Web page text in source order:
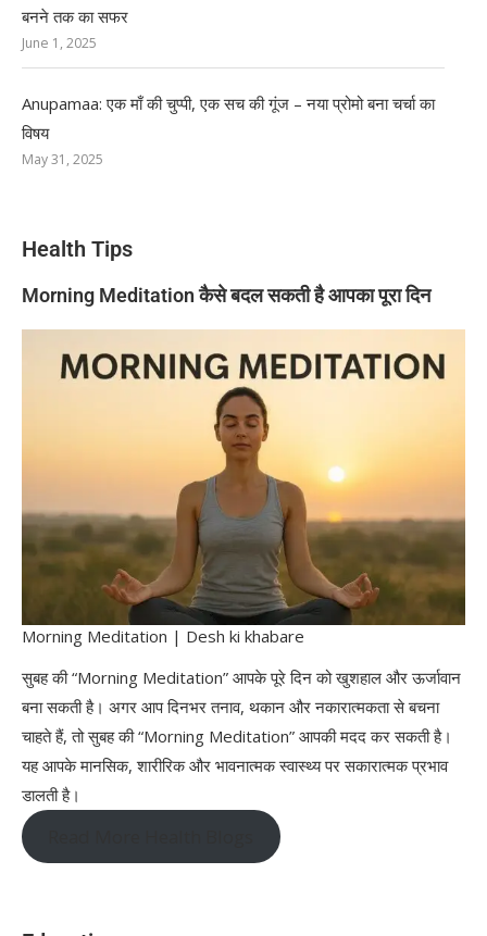
बनने तक का सफर
June 1, 2025
Anupamaa: एक माँ की चुप्पी, एक सच की गूंज – नया प्रोमो बना चर्चा का
विषय
May 31, 2025
Health Tips
Morning Meditation कैसे बदल सकती है आपका पूरा दिन
Morning Meditation | Desh ki khabare
सुबह की “Morning Meditation” आपके पूरे दिन को खुशहाल और ऊर्जावान
बना सकती है। अगर आप दिनभर तनाव, थकान और नकारात्मकता से बचना
चाहते हैं, तो सुबह की “Morning Meditation” आपकी मदद कर सकती है।
यह आपके मानसिक, शारीरिक और भावनात्मक स्वास्थ्य पर सकारात्मक प्रभाव
डालती है।